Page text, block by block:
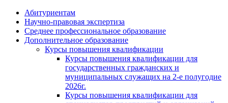
Абитуриентам
Научно-правовая экспертиза
Cреднее профессиональное образование
Дополнительное образование
Курсы повышения квалификации
Курсы повышения квалификации для
государственных гражданских и
муниципальных служащих на 2-е полугодие
2026г.
Курсы повышения квалификации для